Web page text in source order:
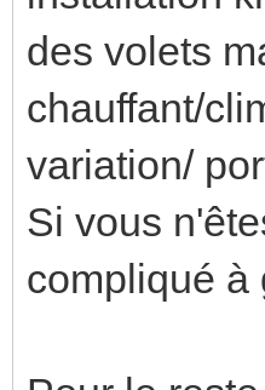
des volets
chauffant/
variation/
Si vous
compliqué à